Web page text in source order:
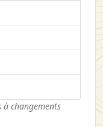
changements